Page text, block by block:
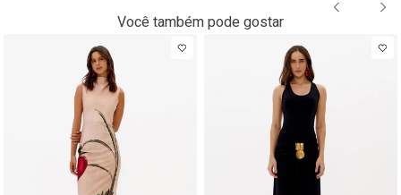
Você também pode gostar